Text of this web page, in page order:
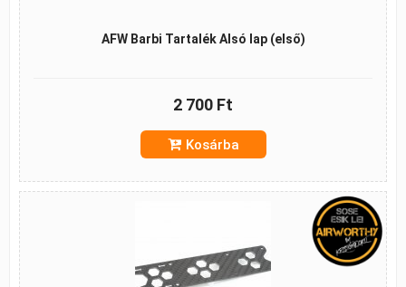
AFW Barbi Tartalék Alsó lap (első)
2 700 Ft
Kosárba